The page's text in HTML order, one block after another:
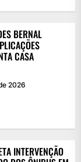
BERNAL
CASA
2026
INTERVENÇÃO